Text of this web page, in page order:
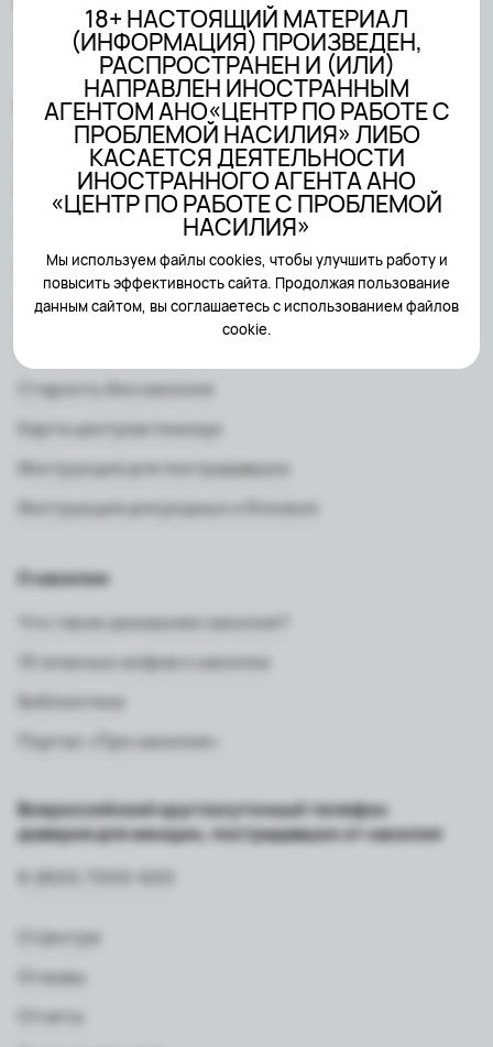
18+ НАСТОЯЩИЙ МАТЕРИАЛ
(ИНФОРМАЦИЯ) ПРОИЗВЕДЕН,
РАСПРОСТРАНЕН И (ИЛИ)
НАПРАВЛЕН ИНОСТРАННЫМ
АГЕНТОМ АНО«ЦЕНТР ПО РАБОТЕ С
ПРОБЛЕМОЙ НАСИЛИЯ» ЛИБО
КАСАЕТСЯ ДЕЯТЕЛЬНОСТИ
ИНОСТРАННОГО АГЕНТА АНО
«ЦЕНТР ПО РАБОТЕ С ПРОБЛЕМОЙ
НАСИЛИЯ»
Мы используем файлы cookies, чтобы улучшить работу и
повысить эффективность сайта. Продолжая пользование
данным сайтом, вы соглашаетесь с использованием файлов
cookie.
Created bySairus.io
Мне нужна помощь
Психологическая помощь
Юридическая помощь
Группы поддержки
HR-поддержка
Старость без насилия
Карта центров помощи
Инструкция для пострадавших
Инструкция для родных и близких
О насилии
Что такое домашнее насилие?
10 опасных мифов о насилии
Библиотека
Портал «Про насилие»
Всероссийский круглосуточный телефон
доверия для женщин, пострадавших от насилия
8 (800) 7000-600
О Центре
Отзывы
Отчеты